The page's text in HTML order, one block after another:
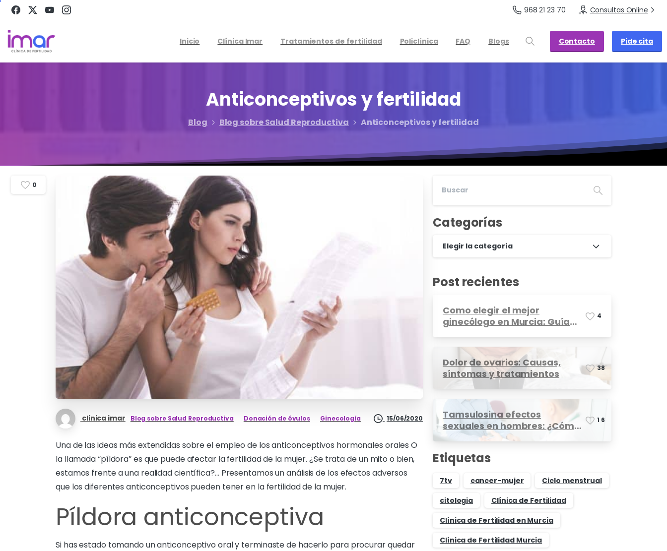
968 21 23 70 Consultas Online
Inicio Clínica Imar Tratamientos de fertilidad Policlínica FAQ Blogs Contacto Pide cita
Anticonceptivos yfertilidad
Blog Blog sobre Salud Reproductiva Anticonceptivos y fertilidad
clinica imar Blog sobre Salud Reproductiva Donación de óvulos Ginecología 15/06/2020
Una de las ideas más extendidas sobre el empleo de los anticonceptivos hormonales orales O
la llamada “píldora” es que puede afectar la fertilidad de la mujer. ¿Se trata de un mito o bien,
estamos frente a una realidad científica?… Presentamos un análisis de los efectos adversos
que los diferentes anticonceptivos pueden tener en la fertilidad de la mujer.
Píldora anticonceptiva
Si has estado tomando un anticonceptivo oral y terminaste de hacerlo para procurar quedar
0
Categorías
Elegir la categoría
Post recientes
Como elegir el mejor
ginecólogo en Murcia: Guía
4
Dolor de ovarios: Causas,
síntomas y tratamientos
38
Tamsulosina efectos
sexuales en hombres: ¿Cómo
afecta?
1 6
Etiquetas
7tv cancer-mujer
Ciclo menstrual
citologia
Clínica de Fertilidad
Clínica de Fertilidad en Murcia
Clínica de Fertilidad Murcia